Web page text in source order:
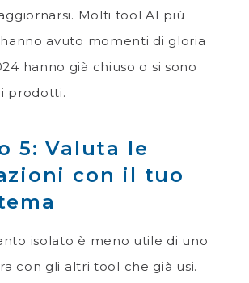
Molti tool AI più
avuto momenti di gloria
hanno già chiuso o si sono
prodotti.
5: Valuta le
con il tuo
isolato è meno utile di uno
con gli altri tool che già usi.